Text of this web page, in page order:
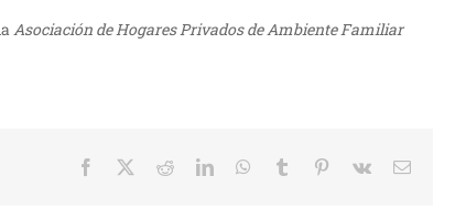
Asociación de Hogares Privados de Ambiente Familiar
Facebook RedditLinkedInWhatsApp
Tumblr Pinterest
Vk
Correo